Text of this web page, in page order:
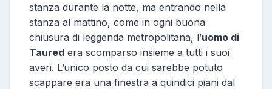
stanza durante la notte, ma entrando nella
stanza al mattino, come in ogni buona
chiusura di leggenda metropolitana, l’uomo di
Taured era scomparso insieme a tutti i suoi
averi. L’unico posto da cui sarebbe potuto
scappare era una finestra a quindici piani dal